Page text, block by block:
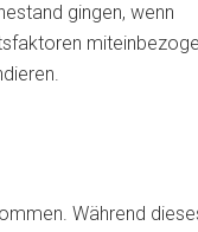
gingen, wenn
Während